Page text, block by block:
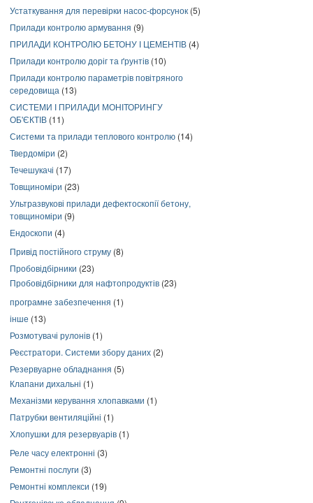
Устаткування для перевірки насос-форсунок (5)
Прилади контролю армування (9)
ПРИЛАДИ КОНТРОЛЮ БЕТОНУ І ЦЕМЕНТІВ (4)
Прилади контролю доріг та ґрунтів (10)
Прилади контролю параметрів повітряного
середовища (13)
СИСТЕМИ І ПРИЛАДИ МОНІТОРИНГУ
ОБ'ЄКТІВ (11)
Системи та прилади теплового контролю (14)
Твердоміри (2)
Течешукачі (17)
Товщиноміри (23)
Ультразвукові прилади дефектоскопії бетону,
товщиноміри (9)
Ендоскопи (4)
Привід постійного струму (8)
Пробовідбірники (23)
Пробовідбірники для нафтопродуктів (23)
програмне забезпечення (1)
інше (13)
Розмотувачі рулонів (1)
Реєстратори. Системи збору даних (2)
Резервуарне обладнання (5)
Клапани дихальні (1)
Механізми керування хлопавками (1)
Патрубки вентиляційні (1)
Хлопушки для резервуарів (1)
Реле часу електронні (3)
Ремонтні послуги (3)
Ремонтні комплекси (19)